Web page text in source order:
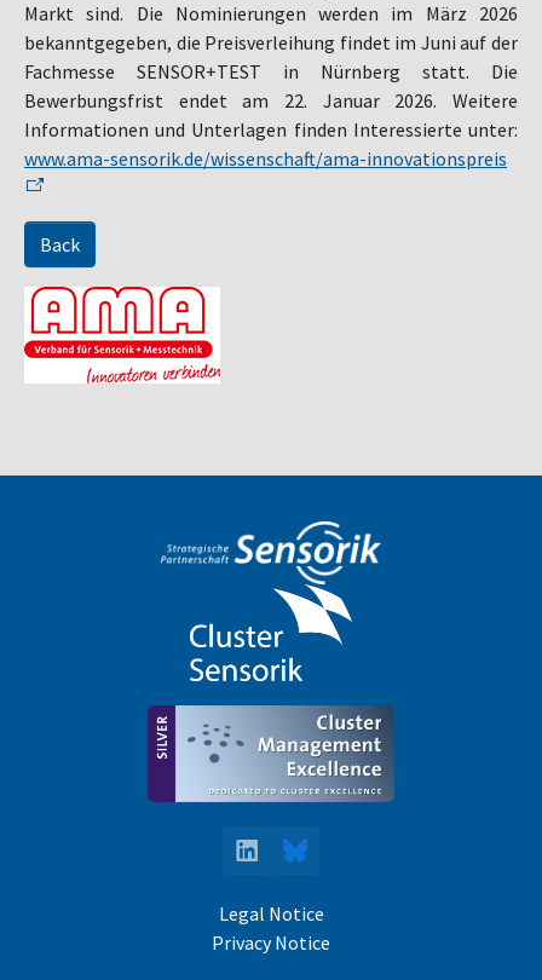
Markt sind. Die Nominierungen werden im März 2026
bekanntgegeben, die Preisverleihung findet im Juni auf der
Fachmesse SENSOR+TEST in Nürnberg statt. Die
Bewerbungsfrist endet am 22. Januar 2026. Weitere
Informationen und Unterlagen finden Interessierte unter:
www.ama-sensorik.de/wissenschaft/ama-innovationspreis
Back
LinkedInBluesky
Legal Notice
Privacy Notice